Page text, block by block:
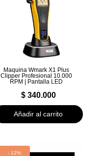
Maquina Wmark X1 Plus
Clipper Profesional 10.000
RPM | Pantalla LED
$340.000
Añadir al carrito
- 12%